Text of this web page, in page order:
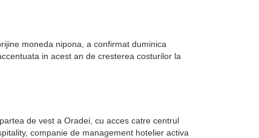
moneda nipona, a confirmat duminica
in acest an de cresterea costurilor la
de vest a Oradei, cu acces catre centrul
companie de management hotelier activa